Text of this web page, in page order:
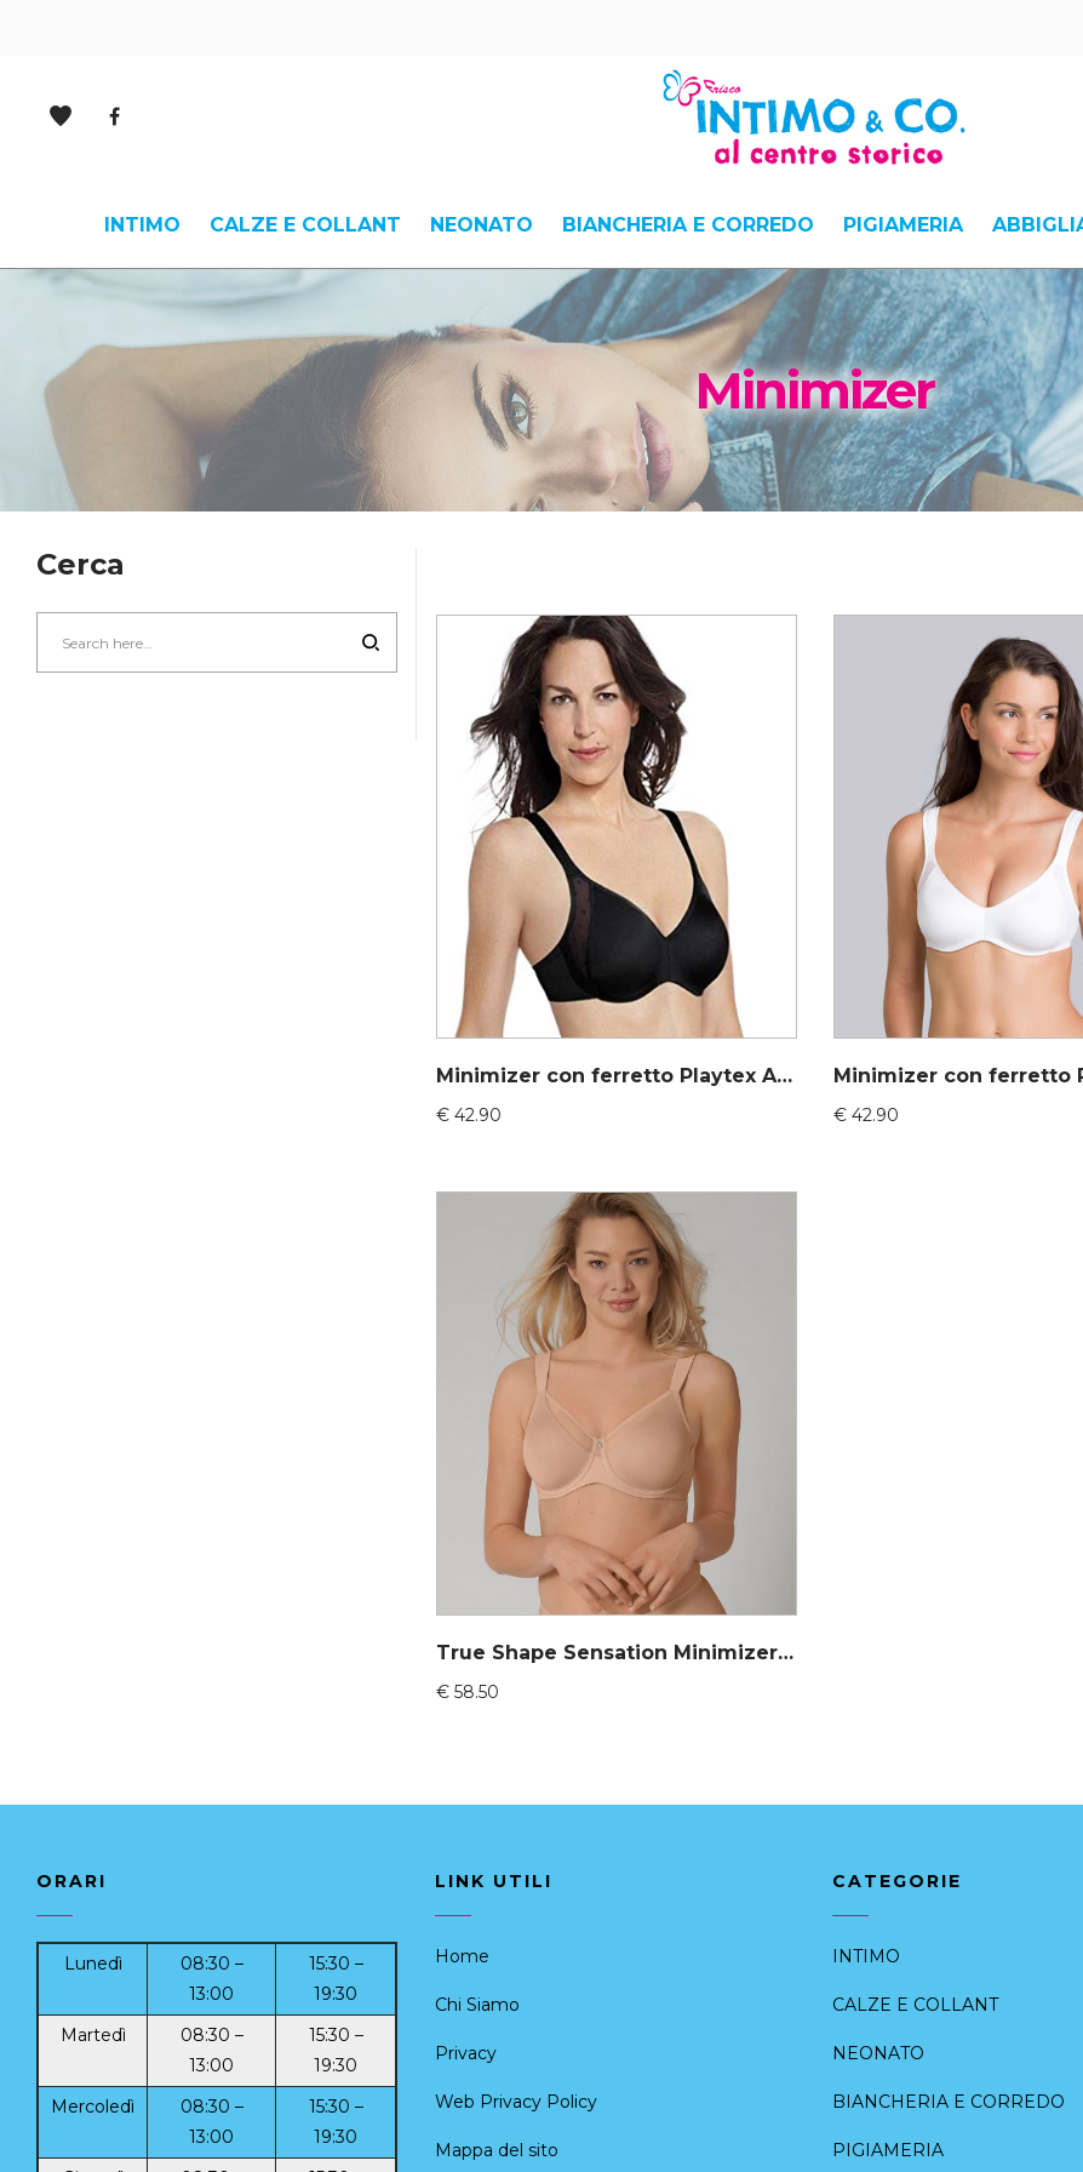
INTIMO CALZE E COLLANT NEONATO BIANCHERIA E CORREDO PIGIAMERIA
Minimizer
Minimizer con ferretto Playtex AP001P4
€ 42.90 €42.90
True Shape Sensation Minimizer W01 TRIUMPH
€ 58.50
Cerca
ORARI
Lunedì
08:30 –
13:00
15:30 –
19:30
Martedì
08:30 –
13:00
15:30 –
19:30
Mercoledì
08:30 –
13:00
15:30 –
19:30
LINK UTILI
Home
Chi Siamo
Privacy
Web Privacy Policy
Mappa del sito
CATEGORIE
INTIMO
CALZE E COLLANT
NEONATO
BIANCHERIA E CORREDO
PIGIAMERIA